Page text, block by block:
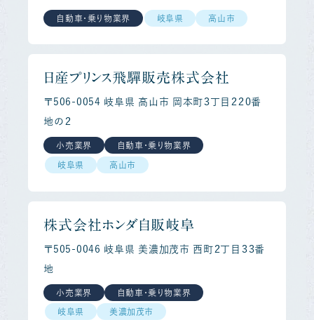
自動車・乗り物業界 岐阜県 高山市
日産プリンス飛驒販売株式会社
〒506-0054 岐阜県 高山市 岡本町３丁目２２０番
地の２
小売業界 自動車・乗り物業界
岐阜県 高山市
株式会社ホンダ自販岐阜
〒505-0046 岐阜県 美濃加茂市 西町２丁目３３番
地
小売業界 自動車・乗り物業界
岐阜県 美濃加茂市